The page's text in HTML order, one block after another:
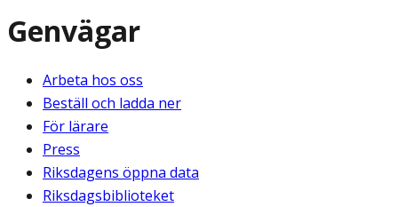
Genvägar
Arbeta hos oss
Beställ och ladda ner
För lärare
Press
Riksdagens öppna data
Riksdagsbiblioteket